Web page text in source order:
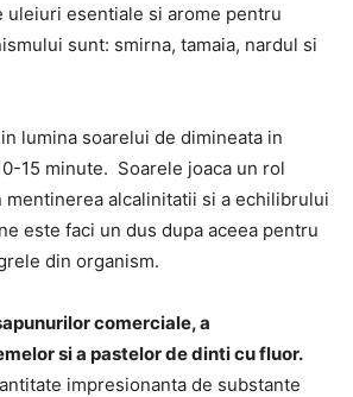
uleiuri esentiale si arome pentru
sunt: smirna, tamaia, nardul si
lumina soarelui de dimineata in
15 minute. Soarele joaca un rol
alcalinitatii si a echilibrului
este faci un dus dupa aceea pentru
din organism.
comerciale, a
si a pastelor de dinti cu fluor.
impresionanta de substante